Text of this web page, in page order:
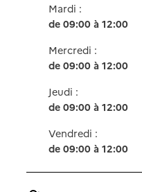
Mardi :
de 09:00 à 12:00
Mercredi :
de 09:00 à 12:00
Jeudi :
de 09:00 à 12:00
Vendredi :
de 09:00 à 12:00